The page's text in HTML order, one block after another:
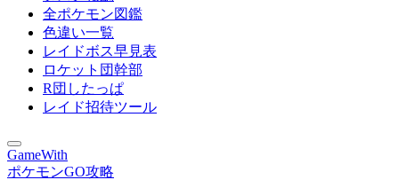
全ポケモン図鑑
色違い一覧
レイドボス早見表
ロケット団幹部
R団したっぱ
レイド招待ツール
GameWith
ポケモンGO攻略